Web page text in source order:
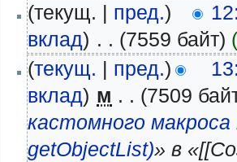
(текущ. | пред.)
вклад) . . (7559 байт)
(текущ. | пред.)
вклад) м . . (7509
кастомного
getObjectList)» в